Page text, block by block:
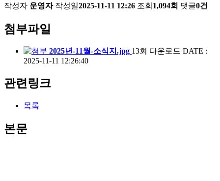
작성자 운영자 작성일2025-11-11 12:26 조회 1,094회 댓글0건
첨부파일
2025년-11월-소식지.jpg 13회 다운로드 DATE :
2025-11-11 12:26:40
관련링크
목록
본문